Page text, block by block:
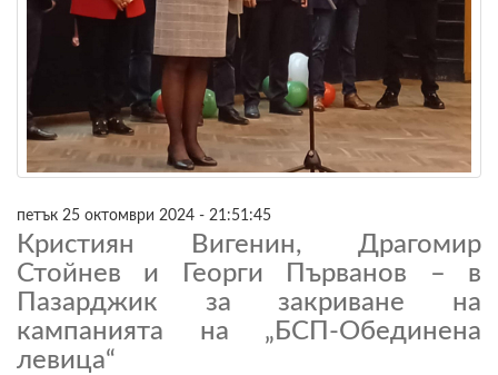
петък 25 октомври 2024 - 21:51:45
Кристиян Вигенин, Драгомир
Стойнев и Георги Първанов – в
Пазарджик за закриване на
кампанията на „БСП-Обединена
левица“